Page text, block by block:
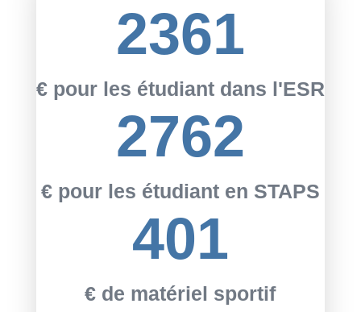
2361
€ pour les étudiant dans l'ESR
2762
€ pour les étudiant en STAPS
401
€ de matériel sportif